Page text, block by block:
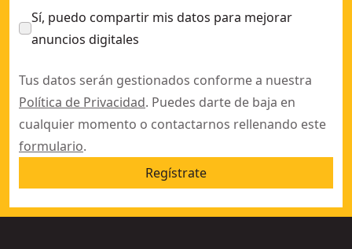
Sí, puedo compartir mis datos para mejorar
anuncios digitales
Tus datos serán gestionados conforme a nuestra
Política de Privacidad. Puedes darte de baja en
cualquier momento o contactarnos rellenando este
formulario.
Regístrate